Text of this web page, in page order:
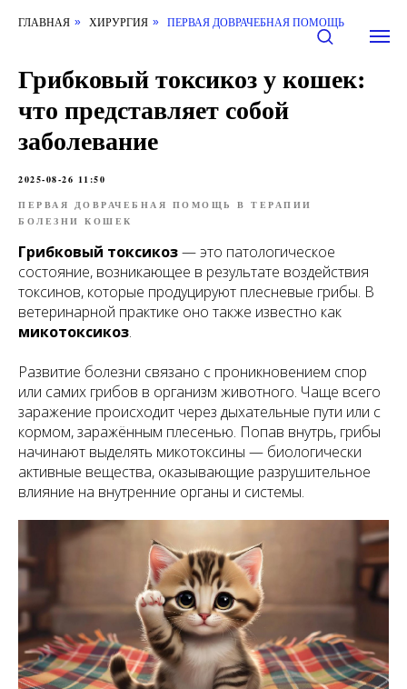
ГЛАВНАЯ » ХИРУРГИЯ » ПЕРВАЯ ДОВРАЧЕБНАЯ ПОМОЩЬ
Грибковый токсикоз у кошек:
что представляет собой
заболевание
2025-08-26 11:50
ПЕРВАЯ ДОВРАЧЕБНАЯ ПОМОЩЬ В ТЕРАПИИ
БОЛЕЗНИ КОШЕК
Грибковый токсикоз— это патологическое
состояние, возникающее в результате воздействия
токсинов, которые продуцируют плесневые грибы. В
ветеринарной практике оно также известно как
микотоксикоз.
Развитие болезни связано с проникновением спор
или самих грибов в организм животного. Чаще всего
заражение происходит через дыхательные пути или с
кормом, заражённым плесенью. Попав внутрь, грибы
начинают выделять микотоксины — биологически
активные вещества, оказывающие разрушительное
влияние на внутренние органы и системы.